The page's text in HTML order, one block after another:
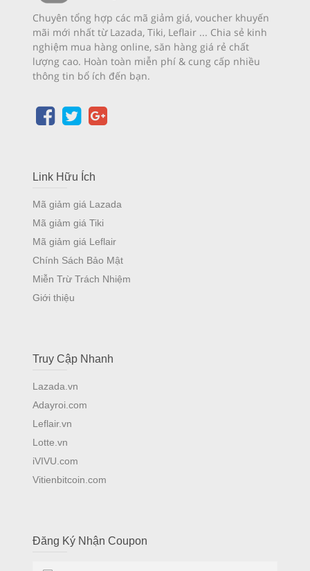
Chuyên tổng hợp các mã giảm giá, voucher khuyến
mãi mới nhất từ Lazada, Tiki, Leflair ... Chia sẻ kinh
nghiệm mua hàng online, săn hàng giá rẻ chất
lượng cao. Hoàn toàn miễn phí & cung cấp nhiều
thông tin bổ ích đến bạn.
Link Hữu Ích
Mã giảm giá Lazada
Mã giảm giá Tiki
Mã giảm giá Leflair
Chính Sách Bảo Mật
Miễn Trừ Trách Nhiệm
Giới thiệu
Truy Cập Nhanh
Lazada.vn
Adayroi.com
Leflair.vn
Lotte.vn
iVIVU.com
Vitienbitcoin.com
Đăng Ký Nhận Coupon